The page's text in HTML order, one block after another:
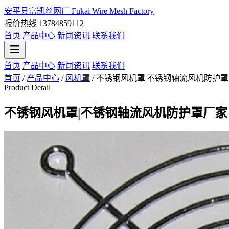
安平县富凯丝网厂 Fukai Wire Mesh Factory
报价热线 13784859112
首页 产品中心 新闻资讯 联系我们
首页 产品中心 新闻资讯 联系我们
首页 / 产品中心 / 风机罩 / 不锈钢风机罩|不锈钢轴流风机防护
Product Detail
不锈钢风机罩|不锈钢轴流风机防护罩厂家